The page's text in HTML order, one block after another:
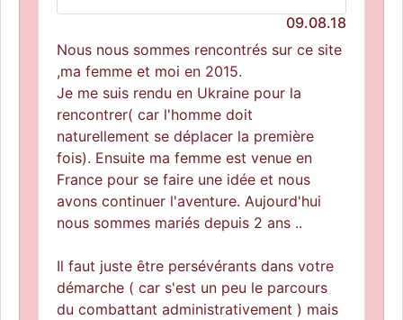
09.08.18
Nous nous sommes rencontrés sur ce site
,ma femme et moi en 2015.
Je me suis rendu en Ukraine pour la
rencontrer( car l'homme doit
naturellement se déplacer la première
fois). Ensuite ma femme est venue en
France pour se faire une idée et nous
avons continuer l'aventure. Aujourd'hui
nous sommes mariés depuis 2 ans ..
Il faut juste être persévérants dans votre
démarche ( car s'est un peu le parcours
du combattant administrativement ) mais